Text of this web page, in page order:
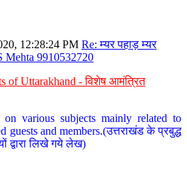
12:28:24 PM Re: म्यर पहाड़ म्यर
Mehta 9910532720
of Uttarakhand - विशेष आमंत्रित
various subjects mainly related to
guests and members.(उत्तराखंड के प्रबुद्ध
द्वारा लिखे गये लेख)